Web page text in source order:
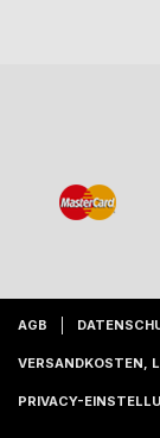
AGB
VERSANDKOSTEN,
PRIVACY-